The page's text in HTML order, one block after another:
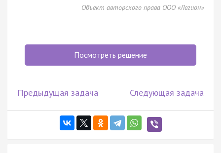
Объект авторского права ООО «Легион»
Посмотреть решение
Предыдущая задача Следующая задача